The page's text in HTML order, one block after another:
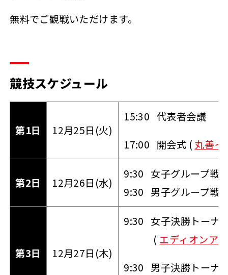
無料でご観戦いただけます。
競技スケジュール
第1日 12月25日(火)
15:30 代表者会議
17:00 開会式 ( 丸善イ
第2日 12月26日(水)
9:30 女子グループ戦 (
9:30 男子グループ戦 (
第3日 12月27日(木)
9:30 女子決勝トーナ
( エディオンア
9:30 男子決勝トーナ